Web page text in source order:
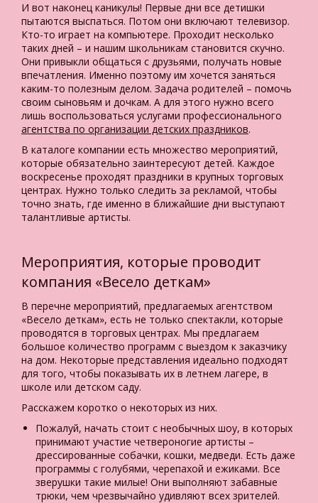
И вот наконец каникулы! Первые дни все детишки
пытаются выспаться. Потом они включают телевизор.
Кто-то играет на компьютере. Проходит несколько
таких дней – и нашим школьникам становится скучно.
Они привыкли общаться с друзьями, получать новые
впечатления. Именно поэтому им хочется заняться
каким-то полезным делом. Задача родителей – помочь
своим сыновьям и дочкам. А для этого нужно всего
лишь воспользоваться услугами профессионального
агентства по организации детских праздников.
В каталоге компании есть множество мероприятий,
которые обязательно заинтересуют детей. Каждое
воскресенье проходят праздники в крупных торговых
центрах. Нужно только следить за рекламой, чтобы
точно знать, где именно в ближайшие дни выступают
талантливые артисты.
Мероприятия, которые проводит
компания «Весело деткам»
В перечне мероприятий, предлагаемых агентством
«Весело деткам», есть не только спектакли, которые
проводятся в торговых центрах. Мы предлагаем
большое количество программ с выездом к заказчику
на дом. Некоторые представления идеально подходят
для того, чтобы показывать их в летнем лагере, в
школе или детском саду.
Расскажем коротко о некоторых из них.
Пожалуй, начать стоит с необычных шоу, в которых
принимают участие четвероногие артисты –
дрессированные собачки, кошки, медведи. Есть даже
программы с голубями, черепахой и ежиками. Все
зверушки такие милые! Они выполняют забавные
трюки, чем чрезвычайно удивляют всех зрителей.